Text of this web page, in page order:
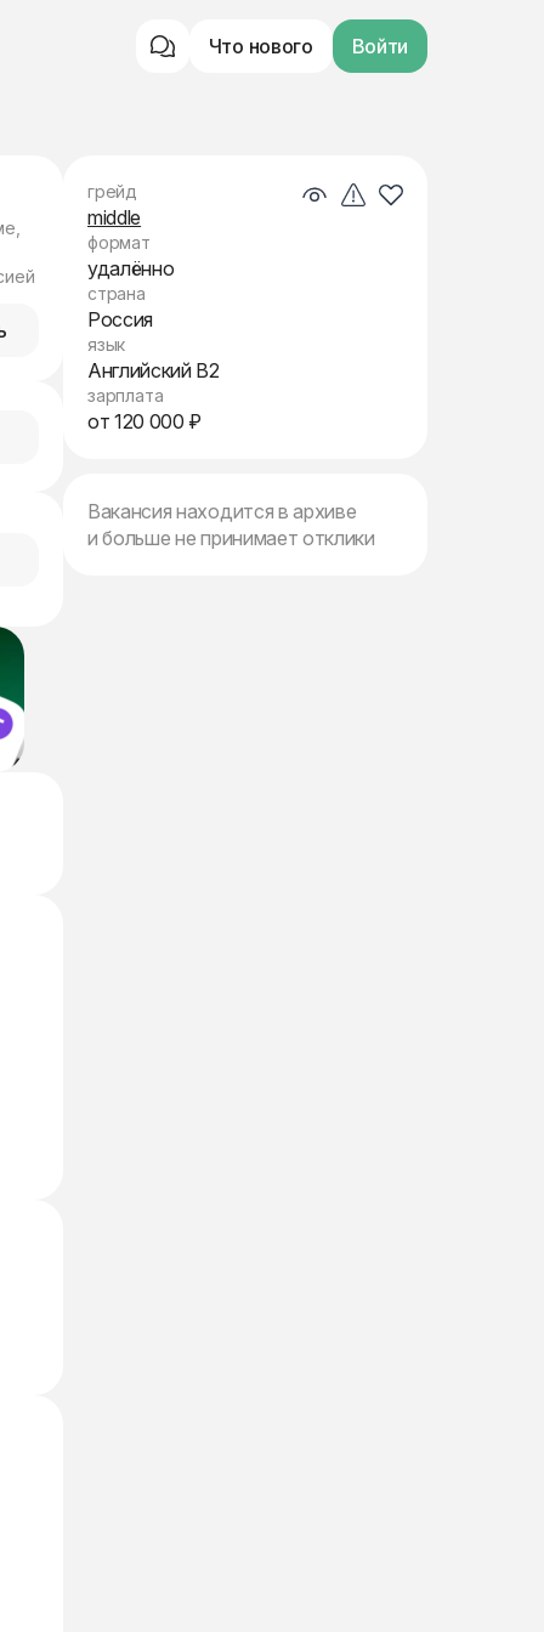
Что нового Войти
грейд
middle
формат
удалённо
страна
Россия
язык
Английский B2
зарплата
от 120 000 ₽
Вакансия находится в архиве
и больше не принимает отклики